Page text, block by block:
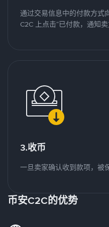
通过交易信息中的付款方式
C2C 上点击“已付款，通知卖
3.收币
一旦卖家确认收到款项，被
币安C2C的优势